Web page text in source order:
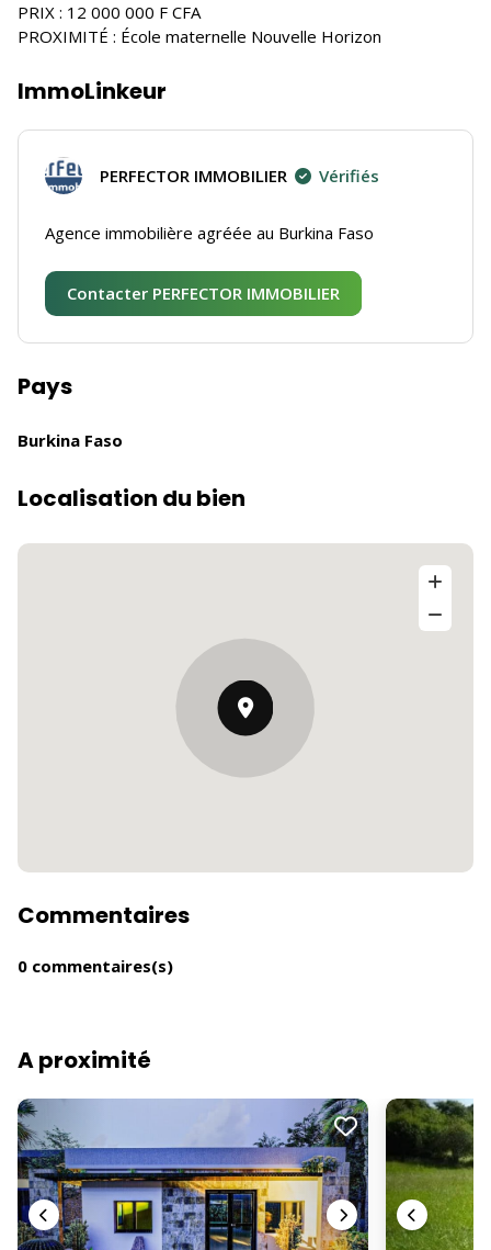
PRIX : 12 000 000 F CFA
PROXIMITÉ : École maternelle Nouvelle Horizon
ImmoLinkeur
PERFECTOR IMMOBILIER Vérifiés
Agence immobilière agréée au Burkina Faso
Contacter PERFECTOR IMMOBILIER
Pays
Burkina Faso
Localisation du bien
Commentaires
0 commentaires(s)
A proximité